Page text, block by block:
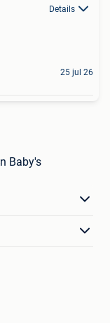
Details
25 jul 26
Baby's